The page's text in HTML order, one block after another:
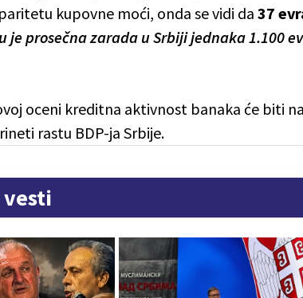
kupovne moći, onda se vidi da 37
je prosečna zarada u Srbiji jednaka 1.100
oceni kreditna aktivnost banaka će biti
rastu BDP-ja Srbije.